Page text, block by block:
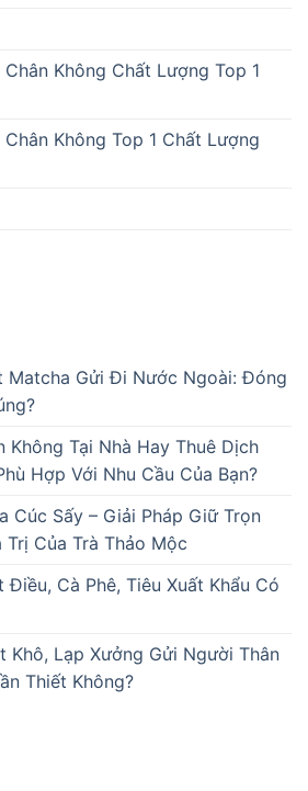
Không Chất Lượng Top 1
Không Top 1 Chất Lượng
Matcha Gửi Đi Nước Ngoài: Đóng
Không Tại Nhà Hay Thuê Dịch
Hợp Với Nhu Cầu Của Bạn?
Cúc Sấy – Giải Pháp Giữ Trọn
Của Trà Thảo Mộc
Điều, Cà Phê, Tiêu Xuất Khẩu Có
Khô, Lạp Xưởng Gửi Người Thân
Thiết Không?